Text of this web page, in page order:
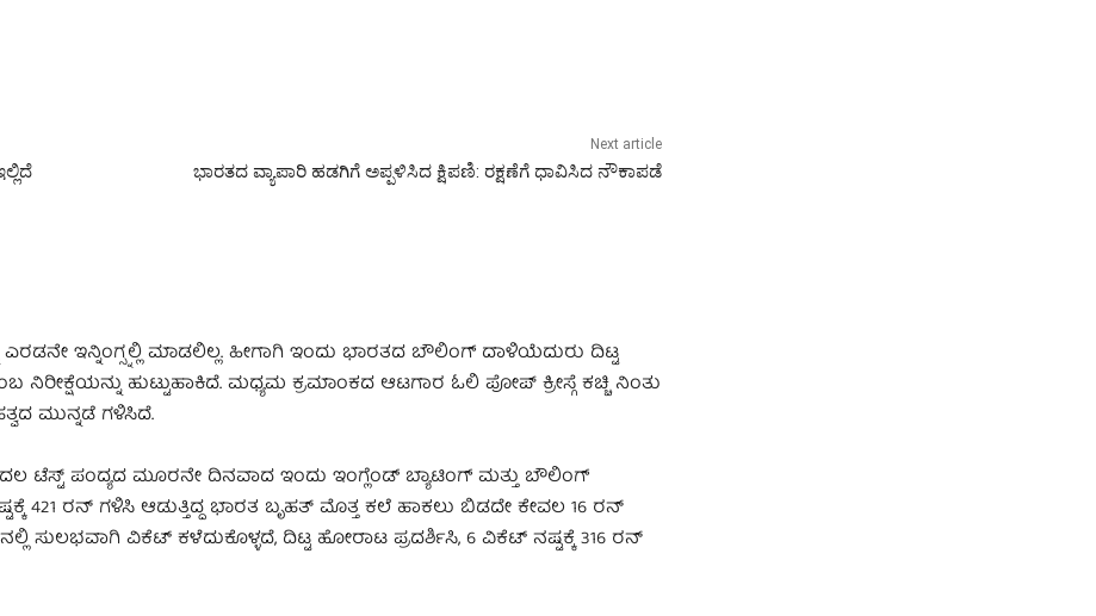
Next article
ಭಾರತದ ವ್ಯಾಪಾರಿ ಹಡಗಿಗೆ ಅಪ್ಪಳಿಸಿದ ಕ್ಷಿಪಣಿ: ರಕ್ಷಣೆಗೆ ಧಾವಿಸಿದ ನೌಕಾಪಡೆ
ಇನ್ನಿಂಗ್ಸ್ನಲ್ಲಿ ಮಾಡಲಿಲ್ಲ. ಹೀಗಾಗಿ ಇಂದು ಭಾರತದ ಬೌಲಿಂಗ್ ದಾಳಿಯೆದುರು ದಿಟ್ಟ
ಹುಟ್ಟುಹಾಕಿದೆ. ಮಧ್ಯಮ ಕ್ರಮಾಂಕದ ಆಟಗಾರ ಓಲಿ ಪೋಪ್ ಕ್ರೀಸ್ಗೆ ಕಚ್ಚಿ ನಿಂತು
ಮುನ್ನಡೆ ಗಳಿಸಿದೆ.
ಟೆಸ್ಟ್ ಪಂದ್ಯದ ಮೂರನೇ ದಿನವಾದ ಇಂದು ಇಂಗ್ಲೆಂಡ್ ಬ್ಯಾಟಿಂಗ್ ಮತ್ತು ಬೌಲಿಂಗ್
421 ರನ್ ಗಳಿಸಿ ಆಡುತ್ತಿದ್ದ ಭಾರತ ಬೃಹತ್ ಮೊತ್ತ ಕಲೆ ಹಾಕಲು ಬಿಡದೇ ಕೇವಲ 16 ರನ್
ಸುಲಭವಾಗಿ ವಿಕೆಟ್ ಕಳೆದುಕೊಳ್ಳದೆ, ದಿಟ್ಟ ಹೋರಾಟ ಪ್ರದರ್ಶಿಸಿ, 6 ವಿಕೆಟ್ ನಷ್ಟಕ್ಕೆ 316 ರನ್